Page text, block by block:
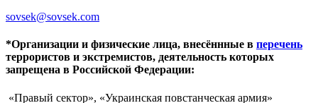
sovsek@sovsek.com
*Организации и физические лица, внесённные в перечень
террористов и экстремистов, деятельность которых
запрещена в Российской Федерации:
«Правый сектор», «Украинская повстанческая армия»